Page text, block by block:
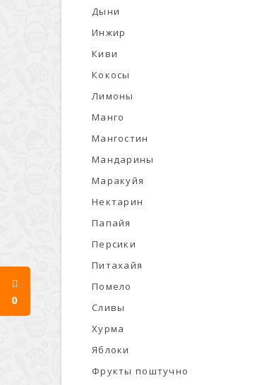
0
Дыни
Инжир
Киви
Кокосы
Лимоны
Манго
Мангостин
Мандарины
Маракуйя
Нектарин
Папайя
Персики
Питахайя
Помело
Сливы
Хурма
Яблоки
Фрукты поштучно